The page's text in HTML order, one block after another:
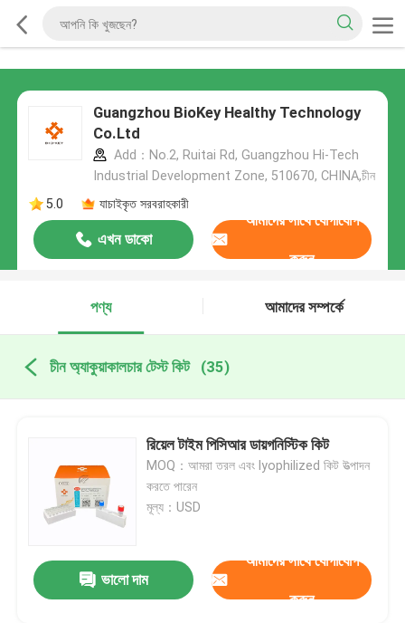
Guangzhou BioKey Healthy Technology
Co.Ltd
Add：No.2, Ruitai Rd, Guangzhou Hi-Tech
Industrial Development Zone, 510670, CHINA,চীন
5.0
যাচাইকৃত সরবরাহকারী
এখন ডাকো
আমাদের সাথে যোগাযোগ
করুন
পণ্য আমাদের সম্পর্কে
চীন অ্যাকুয়াকালচার টেস্ট কিট (35)
রিয়েল টাইম পিসিআর ডায়গনিস্টিক কিট
MOQ：আমরা তরল এবং lyophilized কিট উত্পাদন
করতে পারেন
মূল্য：USD
ভালো দাম
আমাদের সাথে যোগাযোগ
করুন